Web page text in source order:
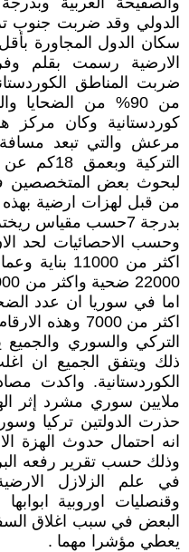
الدولي وقد ضربت جنوب
سكان الدول المجاورة
الارضية رسمت بقلم
ضربت المناطق
من 90% من
كوردستانية وكان مركز
التركية
لبحوث بعض المتخصصين
من قبل لهزات ارضية
بدرجة 7حسب مقياس ريختر وذلك في عام 1822
وحسب الاحصائيات لحد
اكثر من
اكثر من 7000
التركي والسوري
ذلك ويتفق الجميع ان
ملايين سوري مشرد إثر
حذرت الدولتين تركيا
انه احتمال حدوث الهزة
وذلك حسب تقرير رفعه
وقنصليات اوروبية
البعض في سبب اغلاق
يعطي مؤشرا مهما .